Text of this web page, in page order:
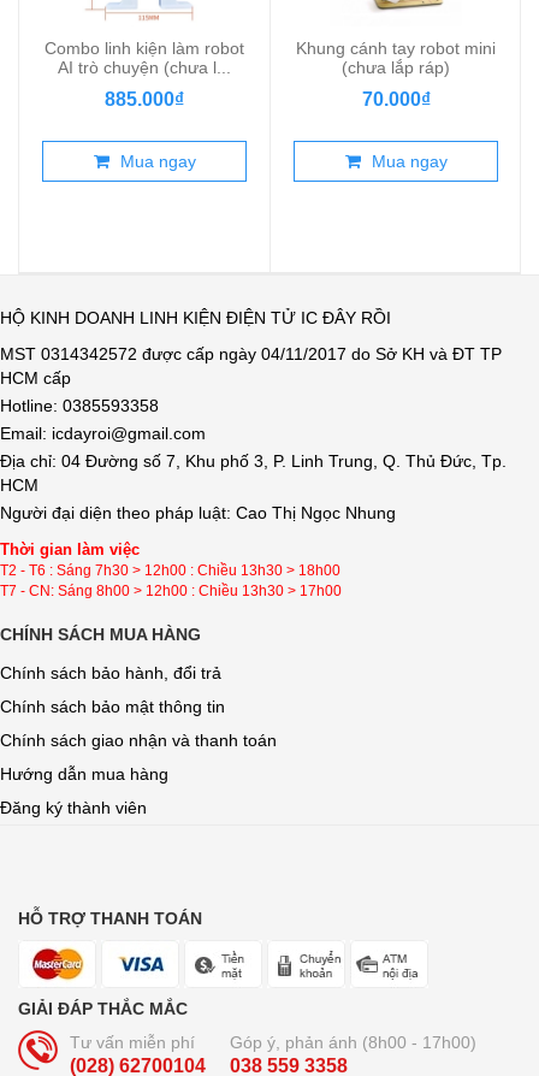
Combo linh kiện làm robot
AI trò chuyện (chưa l...
885.000₫
Mua ngay
Khung cánh tay robot mini
(chưa lắp ráp)
70.000₫
Mua ngay
HỘ KINH DOANH LINH KIỆN ĐIỆN TỬ IC ĐÂY RỒI
MST 0314342572 được cấp ngày 04/11/2017 do Sở KH và ĐT TP
HCM cấp
Hotline: 0385593358
Email: icdayroi@gmail.com
Địa chỉ: 04 Đường số 7, Khu phố 3, P. Linh Trung, Q. Thủ Đức, Tp.
HCM
Người đại diện theo pháp luật: Cao Thị Ngọc Nhung
Thời gian làm việc
T2 - T6 : Sáng 7h30 > 12h00 : Chiều 13h30 > 18h00
T7 - CN: Sáng 8h00 > 12h00 : Chiều 13h30 > 17h00
CHÍNH SÁCH MUA HÀNG
Chính sách bảo hành, đổi trả
Chính sách bảo mật thông tin
Chính sách giao nhận và thanh toán
Hướng dẫn mua hàng
Đăng ký thành viên
HỖ TRỢ THANH TOÁN
GIẢI ĐÁP THẮC MẮC
Tư vấn miễn phí
(028) 62700104
Góp ý, phản ánh (8h00 - 17h00)
038 559 3358